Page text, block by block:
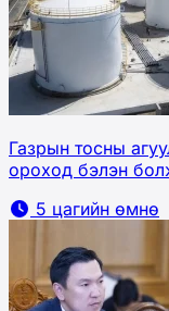
Газрын тосны
ороход бэлэн
5 цагийн өмнө